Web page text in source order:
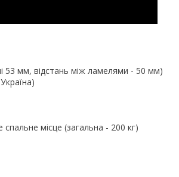
53 мм, відстань між ламелями - 50 мм)
місце (загальна - 200 кг)